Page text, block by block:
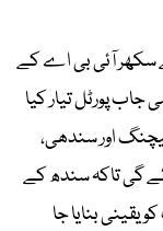
سکھر آئی بی اے کے
پورٹل تیار کیا
اور سندھی،
گی تاکہ سندھ کے
یقینی بنایا جا